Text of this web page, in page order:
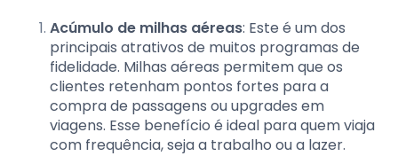
Acúmulo de milhas aéreas: Este é um dos
principais atrativos de muitos programas de
fidelidade. Milhas aéreas permitem que os
clientes retenham pontos fortes para a
compra de passagens ou upgrades em
viagens. Esse benefício é ideal para quem viaja
com frequência, seja a trabalho ou a lazer.